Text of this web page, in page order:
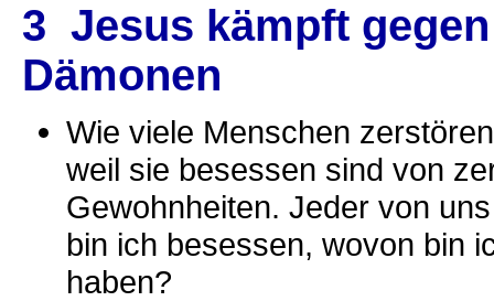
3 Jesus kämpft
Dämonen
Wie viele Menschen
weil sie besessen sind von
Gewohnheiten. Jeder von
bin ich besessen, wovon bin
haben?